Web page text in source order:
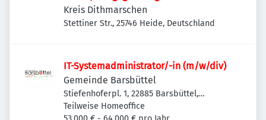
Dienst
Kreis Dithmarschen
Stettiner Str., 25746 Heide, Deutschland
IT-Systemadministrator/-in (m/w/div)
Gemeinde Barsbüttel
Stiefenhoferpl. 1, 22885 Barsbüttel,
Deutschland
Teilweise Homeoffice